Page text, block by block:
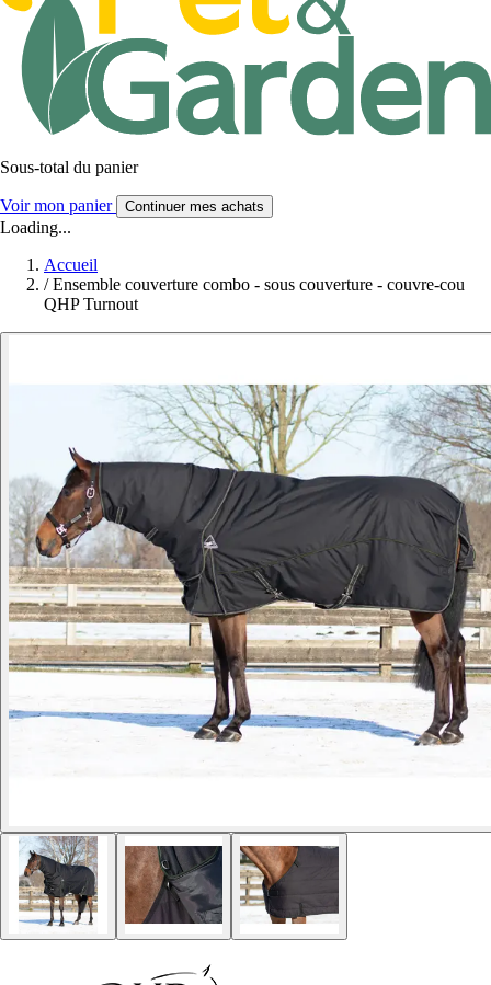
Sous-total du panier
Voir mon panier Continuer mes achats
Loading...
Accueil
/ Ensemble couverture combo - sous couverture - couvre-cou
QHP Turnout